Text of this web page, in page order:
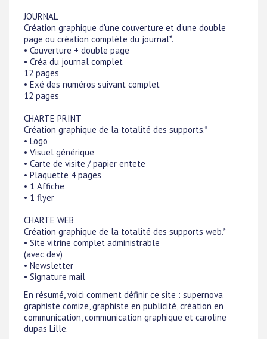
JOURNAL
Création graphique d'une couverture et d'une double
page ou création complète du journal*.
• Couverture + double page
• Créa du journal complet
12 pages
• Exé des numéros suivant complet
12 pages
CHARTE PRINT
Création graphique de la totalité des supports.*
• Logo
• Visuel générique
• Carte de visite / papier entete
• Plaquette 4 pages
• 1 Affiche
• 1 flyer
CHARTE WEB
Création graphique de la totalité des supports web.*
• Site vitrine complet administrable
(avec dev)
• Newsletter
• Signature mail
En résumé, voici comment définir ce site : supernova
graphiste comize, graphiste en publicité, création en
communication, communication graphique et caroline
dupas Lille.